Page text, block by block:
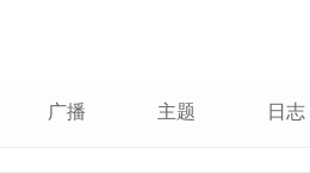
广播 主题 日志